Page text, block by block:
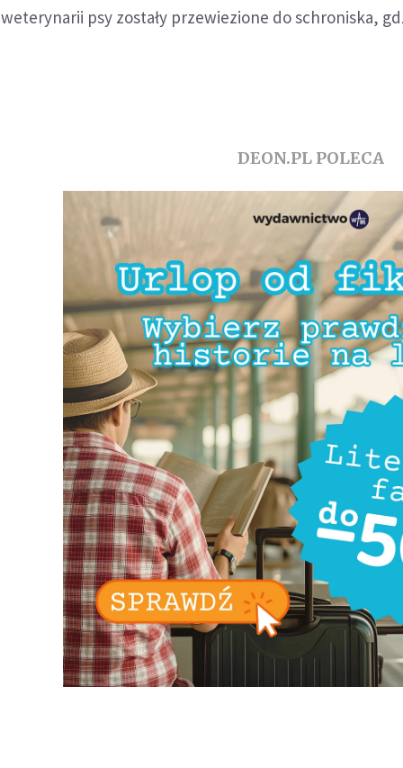
weterynarii psy zostały przewiezione do schroniska,
DEON.PL POLECA